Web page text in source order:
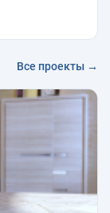
Все проекты →